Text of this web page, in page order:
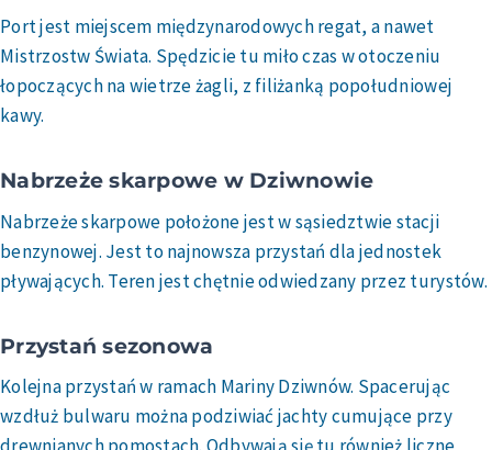
Port jest miejscem międzynarodowych regat, a nawet
Mistrzostw Świata. Spędzicie tu miło czas w otoczeniu
łopoczących na wietrze żagli, z filiżanką popołudniowej
kawy.
Nabrzeże skarpowe w Dziwnowie
Nabrzeże skarpowe położone jest w sąsiedztwie stacji
benzynowej. Jest to najnowsza przystań dla jednostek
pływających. Teren jest chętnie odwiedzany przez turystów.
Przystań sezonowa
Kolejna przystań w ramach Mariny Dziwnów. Spacerując
wzdłuż bulwaru można podziwiać jachty cumujące przy